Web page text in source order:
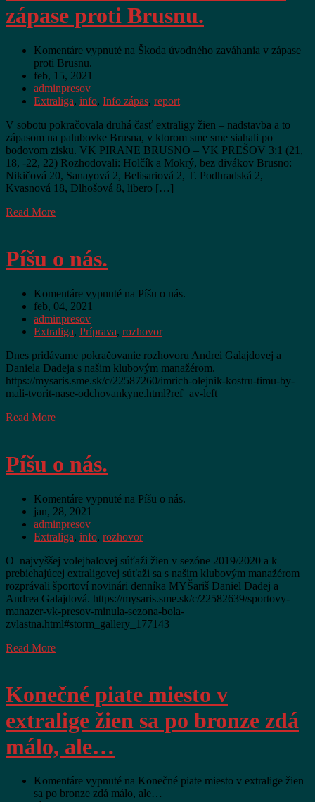
zápase proti Brusnu.
Komentáre vypnuté na Škoda úvodného zaváhania v zápase
proti Brusnu.
feb, 15, 2021
adminpresov
Extraliga, info, Info zápas, report
V sobotu pokračovala druhá časť extraligy žien – nadstavba a to
zápasom na palubovke Brusna, v ktorom sme sme siahali po
bodovom zisku. VK PIRANE BRUSNO – VK PREŠOV 3:1 (21,
18, -22, 22) Rozhodovali: Holčík a Mokrý, bez divákov Brusno:
Nikičová 20, Sanayová 2, Belisariová 2, T. Podhradská 2,
Kvasnová 18, Dlhošová 8, libero […]
Read More
Píšu o nás.
Komentáre vypnuté na Píšu o nás.
feb, 04, 2021
adminpresov
Extraliga, Príprava, rozhovor
Dnes pridávame pokračovanie rozhovoru Andrei Galajdovej a
Daniela Dadeja s našim klubovým manažérom.
https://mysaris.sme.sk/c/22587260/imrich-olejnik-kostru-timu-by-
mali-tvorit-nase-odchovankyne.html?ref=av-left
Read More
Píšu o nás.
Komentáre vypnuté na Píšu o nás.
jan, 28, 2021
adminpresov
Extraliga, info, rozhovor
O najvyššej volejbalovej súťaži žien v sezóne 2019/2020 a k
prebiehajúcej extraligovej súťaži sa s našim klubovým manažérom
rozprávali športoví novinári denníka MYŠariš Daniel Dadej a
Andrea Galajdová. https://mysaris.sme.sk/c/22582639/sportovy-
manazer-vk-presov-minula-sezona-bola-
zvlastna.html#storm_gallery_177143
Read More
Konečné piate miesto v
extralige žien sa po bronze zdá
málo, ale…
Komentáre vypnuté na Konečné piate miesto v extralige žien
sa po bronze zdá málo, ale…